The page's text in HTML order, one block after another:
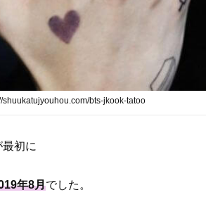
shuukatujyouhou.com/bts-jkook-tatoo
初に
年8月でした。